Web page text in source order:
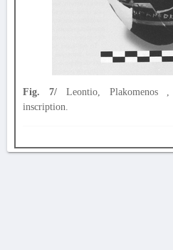
Fig. 7/Leontio, Plakomenos ,
inscription.